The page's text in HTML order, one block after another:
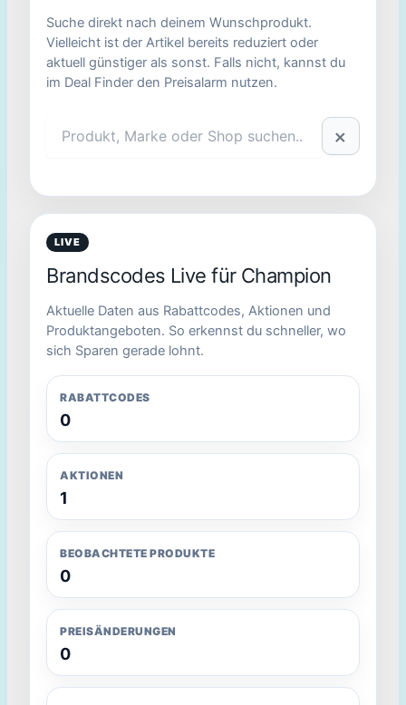
Suche direkt nach deinem Wunschprodukt.
Vielleicht ist der Artikel bereits reduziert oder
aktuell günstiger als sonst. Falls nicht, kannst du
im Deal Finder den Preisalarm nutzen.
×
LIVE
Brandscodes Live für Champion
Aktuelle Daten aus Rabattcodes, Aktionen und
Produktangeboten. So erkennst du schneller, wo
sich Sparen gerade lohnt.
RABATTCODES
0
AKTIONEN
1
BEOBACHTETE PRODUKTE
0
PREISÄNDERUNGEN
0